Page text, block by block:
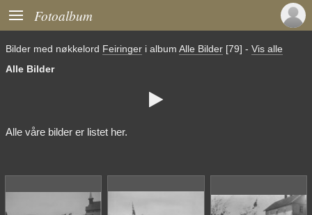
 Fotoalbum
Bilder med nøkkelord Feiringer i album Alle Bilder [79] - Vis alle
Alle Bilder

Alle våre bilder er listet her.